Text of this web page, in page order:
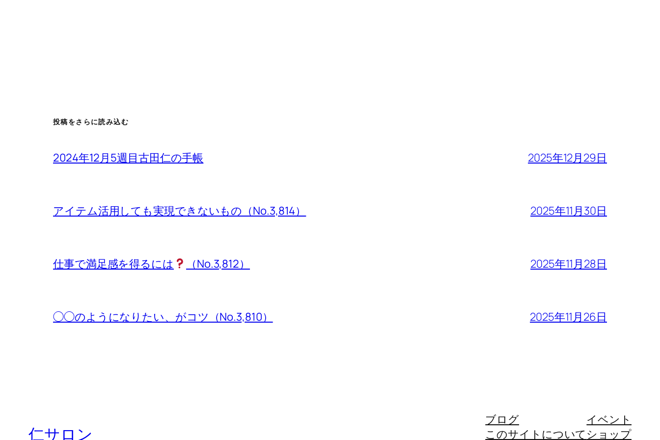
投稿をさらに読み込む
2024年12月5週目古田仁の手帳 2025年12月29日
アイテム活用しても実現できないもの（No.3,814） 2025年11月30日
仕事で満足感を得るには （No.3,812） 2025年11月28日
◯◯のようになりたい、がコツ（No.3,810） 2025年11月26日
仁サロン
ブログ
このサイトについて
イベント
ショップ